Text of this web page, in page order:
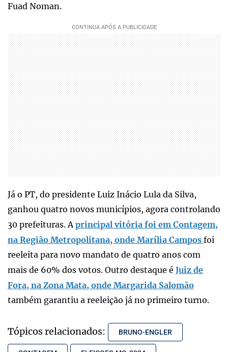
Fuad Noman.
Já o PT, do presidente Luiz Inácio Lula da Silva,
ganhou quatro novos municípios, agora controlando
30 prefeituras. A principal vitória foi em Contagem,
na Região Metropolitana, onde Marília Campos foi
reeleita para novo mandato de quatro anos com
mais de 60% dos votos. Outro destaque é Juiz de
Fora, na Zona Mata, onde Margarida Salomão
também garantiu a reeleição já no primeiro turno.
Tópicos relacionados: BRUNO-ENGLER